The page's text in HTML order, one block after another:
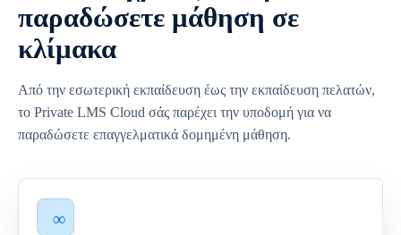
παραδώσετε μάθηση σε
κλίμακα
Από την εσωτερική εκπαίδευση έως την εκπαίδευση πελατών,
το Private LMS Cloud σάς παρέχει την υποδομή για να
παραδώσετε επαγγελματικά δομημένη μάθηση.